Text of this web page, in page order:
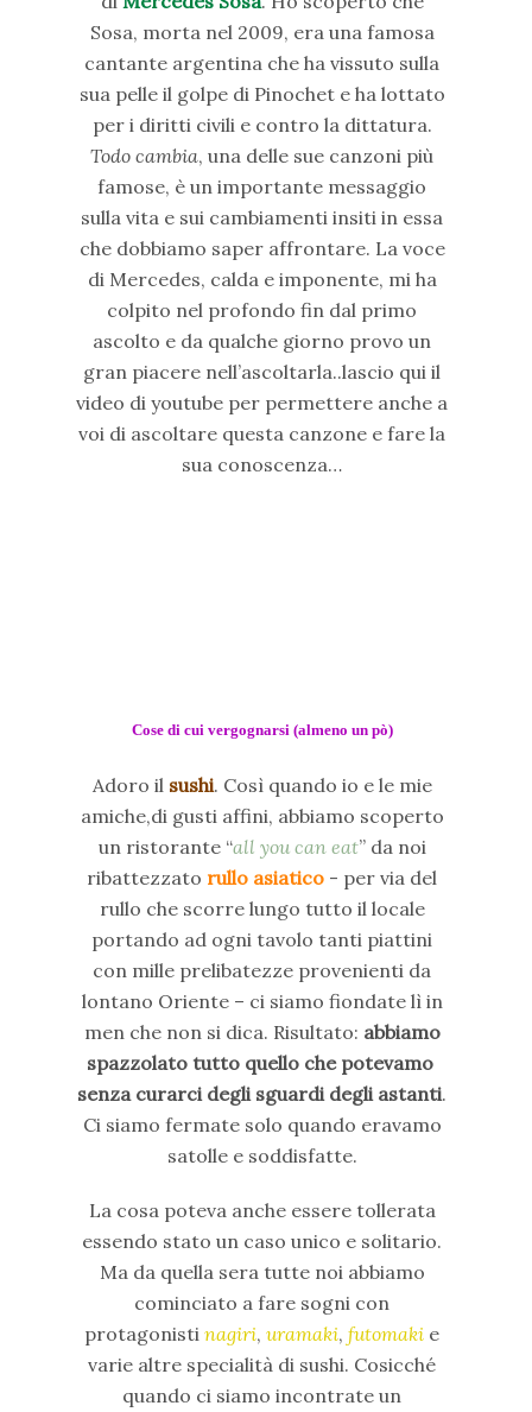
Sosa, morta nel 2009, era una famosa
cantante argentina che ha vissuto sulla
sua pelle il golpe di Pinochet e ha lottato
per i diritti civili e contro la dittatura.
Todo cambia, una delle sue canzoni più
famose, è un importante messaggio
sulla vita e sui cambiamenti insiti in essa
che dobbiamo saper affrontare. La voce
di Mercedes, calda e imponente, mi ha
colpito nel profondo fin dal primo
ascolto e da qualche giorno provo un
gran piacere nell’ascoltarla..lascio qui il
video di youtube per permettere anche a
voi di ascoltare questa canzone e fare la
sua conoscenza…
Cose di cui vergognarsi (almeno un pò)
Adoro il sushi. Così quando io e le mie
amiche,di gusti affini, abbiamo scoperto
un ristorante “all you can eat” da noi
ribattezzato rullo asiatico - per via del
rullo che scorre lungo tutto il locale
portando ad ogni tavolo tanti piattini
con mille prelibatezze provenienti da
lontano Oriente – ci siamo fiondate lì in
men che non si dica. Risultato: abbiamo
spazzolato tutto quello che potevamo
senza curarci degli sguardi degli astanti.
Ci siamo fermate solo quando eravamo
satolle e soddisfatte.
La cosa poteva anche essere tollerata
essendo stato un caso unico e solitario.
Ma da quella sera tutte noi abbiamo
cominciato a fare sogni con
protagonisti nagiri,uramaki, futomaki e
varie altre specialità di sushi. Cosicché
quando ci siamo incontrate un